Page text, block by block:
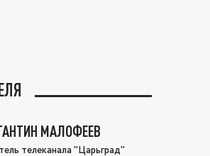
МАЛОФЕЕВ
телеканала "Царьград"